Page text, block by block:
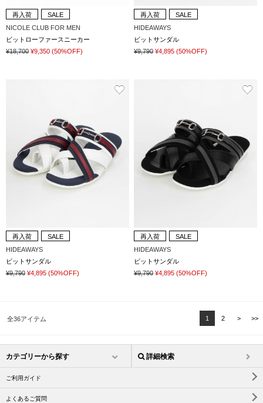
再入荷
SALE
NICOLE CLUB FOR MEN
ビットローファースニーカー
¥18,700 ¥9,350 (50%OFF)
再入荷
SALE
HIDEAWAYS
ビットサンダル
¥9,790 ¥4,895 (50%OFF)
再入荷
SALE
HIDEAWAYS
ビットサンダル
¥9,790 ¥4,895 (50%OFF)
再入荷
SALE
HIDEAWAYS
ビットサンダル
¥9,790 ¥4,895 (50%OFF)
全36アイテム 1 2 > >>
カテゴリーから探す 詳細検索
ご利用ガイド
よくあるご質問